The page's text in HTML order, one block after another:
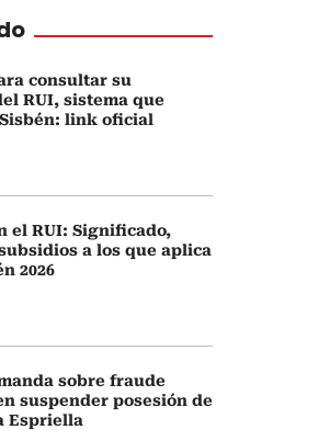
consultar su
RUI, sistema que
link oficial
el RUI: Significado,
a los que aplica
2026
sobre fraude
suspender posesión de
Espriella